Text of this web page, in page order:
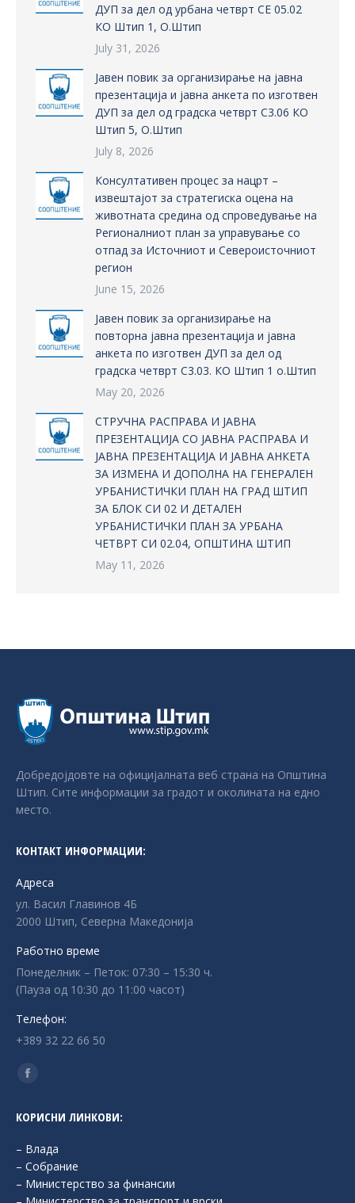
ДУП за дел од урбана четврт СЕ 05.02
КО Штип 1, О.Штип
July 31, 2026
Јавен повик за организирање на јавна
презентација и јавна анкета по изготвен
ДУП за дел од градска четврт С3.06 КО
Штип 5, О.Штип
July 8, 2026
Консултативен процес за нацрт –
извештајот за стратегиска оцена на
животната средина од спроведување на
Регионалниот план за управување со
отпад за Источниот и Североисточниот
регион
June 15, 2026
Јавен повик за организирање на
повторна јавна презентација и јавна
анкета по изготвен ДУП за дел од
градска четврт С3.03. КО Штип 1 о.Штип
May 20, 2026
СТРУЧНА РАСПРАВА И ЈАВНА
ПРЕЗЕНТАЦИЈА СО ЈАВНА РАСПРАВА И
ЈАВНА ПРЕЗЕНТАЦИЈА И ЈАВНА АНКЕТА
ЗА ИЗМЕНА И ДОПОЛНА НА ГЕНЕРАЛЕН
УРБАНИСТИЧКИ ПЛАН НА ГРАД ШТИП
ЗА БЛОК СИ 02 И ДЕТАЛЕН
УРБАНИСТИЧКИ ПЛАН ЗА УРБАНА
ЧЕТВРТ СИ 02.04, ОПШТИНА ШТИП
May 11, 2026
Добредојдовте на официјалната веб страна на Општина
Штип. Сите информации за градот и околината на едно
место.
КОНТАКТ ИНФОРМАЦИИ:
Адреса
ул. Васил Главинов 4Б
2000 Штип, Северна Македонија
Работно време
Понеделник – Петок: 07:30 – 15:30 ч.
(Пауза од 10:30 до 11:00 часот)
Телефон:
+389 32 22 66 50
Find us on:
Facebook
opens
in
new
window
КОРИСНИ ЛИНКОВИ:
– Влада
– Собрание
– Министерство за финансии